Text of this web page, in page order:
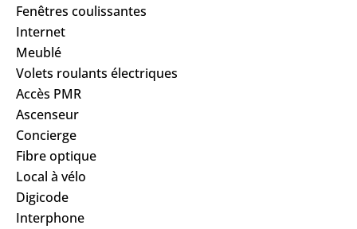
Fenêtres coulissantes
Internet
Meublé
Volets roulants électriques
Accès PMR
Ascenseur
Concierge
Fibre optique
Local à vélo
Digicode
Interphone